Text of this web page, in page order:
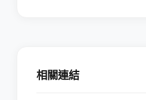
相關連結